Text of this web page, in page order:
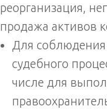
реорганизация,
продажа активов
Для
судебного
числе для